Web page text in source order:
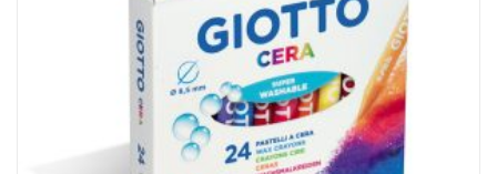
assortiti
-
Primo
-
astuccio